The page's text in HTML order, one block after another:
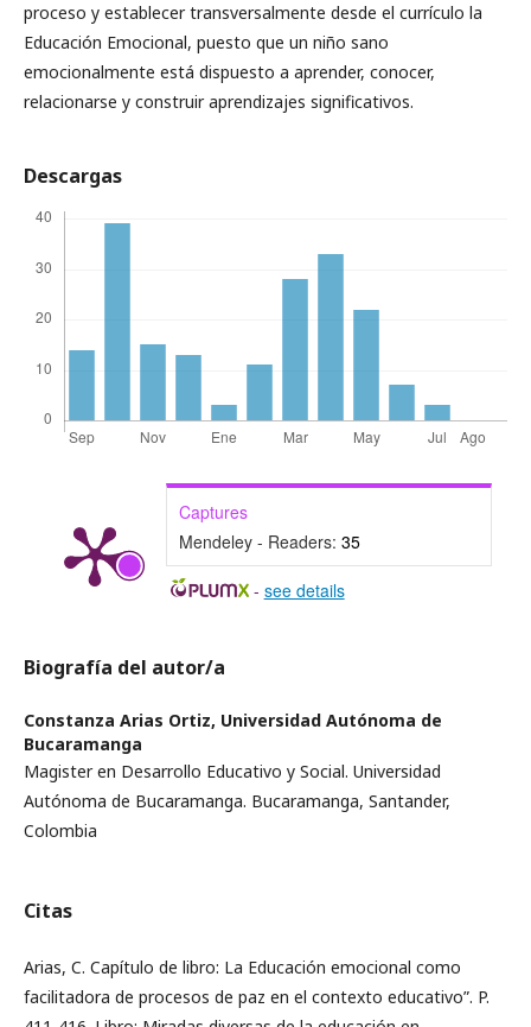
proceso y establecer transversalmente desde el currículo la
Educación Emocional, puesto que un niño sano
emocionalmente está dispuesto a aprender, conocer,
relacionarse y construir aprendizajes significativos.
Descargas
Captures
Mendeley - Readers: 35
- see details
Biografía del autor/a
Constanza Arias Ortiz, Universidad Autónoma de
Bucaramanga
Magister en Desarrollo Educativo y Social. Universidad
Autónoma de Bucaramanga. Bucaramanga, Santander,
Colombia
Citas
Arias, C. Capítulo de libro: La Educación emocional como
facilitadora de procesos de paz en el contexto educativo”. P.